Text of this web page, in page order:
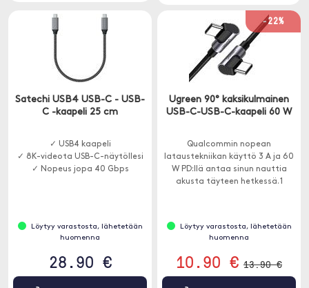
Satechi USB4 USB-C - USB-
C -kaapeli 25 cm
✓ USB4 kaapeli
✓ 8K-videota USB-C-näytöllesi
✓ Nopeus jopa 40 Gbps
Löytyy varastosta, lähetetään
huomenna
28.90 €
-22%
Ugreen 90° kaksikulmainen
USB-C-USB-C-kaapeli 60 W
Qualcommin nopean
lataustekniikan käyttö 3 A ja 60
W PD:llä antaa sinun nauttia
akusta täyteen hetkessä. 1
Löytyy varastosta, lähetetään
huomenna
10.90 € 13.90 €